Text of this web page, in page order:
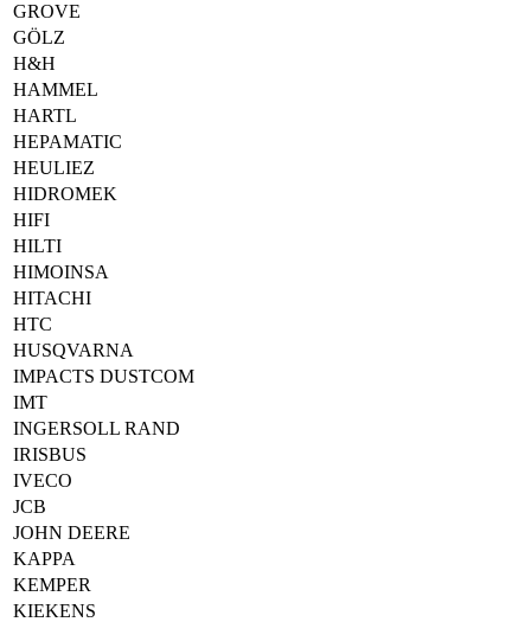
GROVE
GÖLZ
H&H
HAMMEL
HARTL
HEPAMATIC
HEULIEZ
HIDROMEK
HIFI
HILTI
HIMOINSA
HITACHI
HTC
HUSQVARNA
IMPACTS DUSTCOM
IMT
INGERSOLL RAND
IRISBUS
IVECO
JCB
JOHN DEERE
KAPPA
KEMPER
KIEKENS